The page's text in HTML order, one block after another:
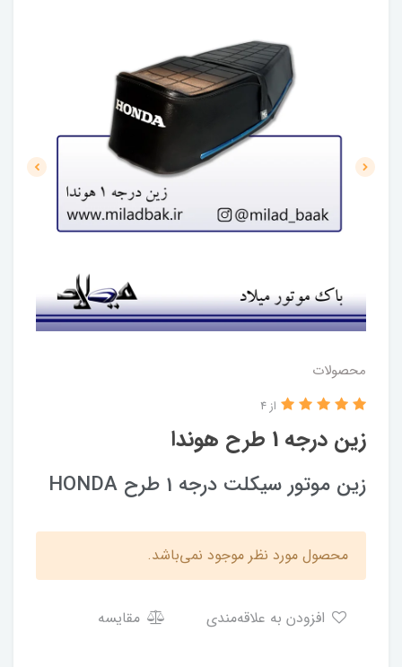
محصولات
زین درجه 1 طرح هوندا
از 4
زین موتور سیکلت درجه 1 طرح HONDA
محصول مورد نظر موجود نمی‌باشد.
مقایسه